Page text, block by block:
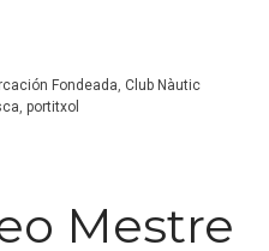
Fondeada, Club Nàutic
, portitxol
Mestre